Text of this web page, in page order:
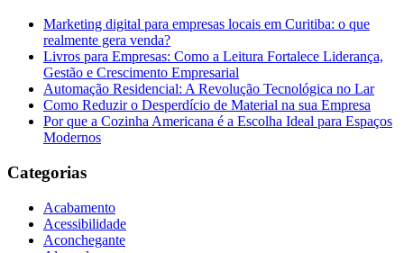
Marketing digital para empresas locais em Curitiba: o que
realmente gera venda?
Livros para Empresas: Como a Leitura Fortalece Liderança,
Gestão e Crescimento Empresarial
Automação Residencial: A Revolução Tecnológica no Lar
Como Reduzir o Desperdício de Material na sua Empresa
Por que a Cozinha Americana é a Escolha Ideal para Espaços
Modernos
Categorias
Acabamento
Acessibilidade
Aconchegante